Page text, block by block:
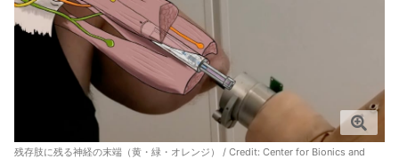
残存肢に残る神経の末端（黄・緑・オレンジ） / Credit: Center for Bionics and